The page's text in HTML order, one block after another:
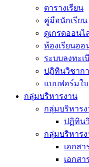
ตารางเรียน
คู่มือนักเรียน
ดูเกรดออนไ
ห้องเรียนออ
ระบบลงทะ
ปฏิทินวิชาก
แบบฟอร์มใ
กลุ่มบริหารงาน
กลุ่มบริหาร
ปฏิทิน
กลุ่มบริหารง
เอกส
เอกส